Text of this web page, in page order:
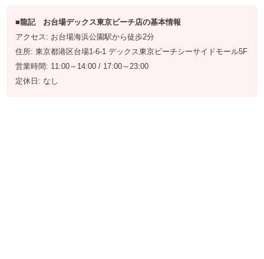
■龍記 お台場デックス東京ビーチ店の基本情報
アクセス: お台場海浜公園駅から徒歩2分
住所: 東京都港区台場1-6-1 デックス東京ビーチシーサイドモール5F
営業時間: 11:00～14:00 / 17:00～23:00
定休日: なし